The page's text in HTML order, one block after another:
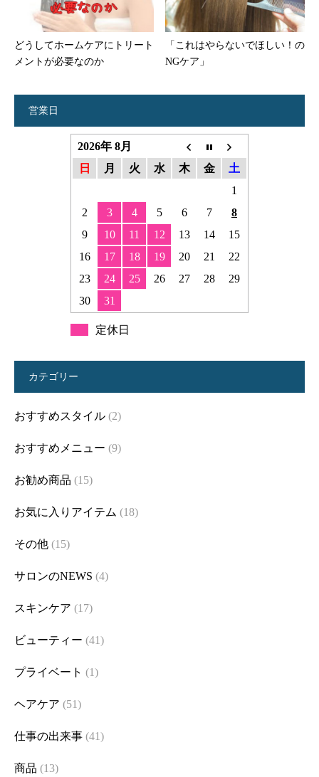
どうしてホームケアにトリート
メントが必要なのか
「これはやらないでほしい！の
NGケア」
営業日
2026年 8月
日
月 火 水 木 金
土
1
2
3 4 5 6 7
8
9
10 11 12 13 14
15
16
17 18 19 20 21
22
23
24 25 26 27 28
29
30
31
定休日
カテゴリー
おすすめスタイル (2)
おすすめメニュー (9)
お勧め商品 (15)
お気に入りアイテム (18)
その他 (15)
サロンのNEWS (4)
スキンケア (17)
ビューティー (41)
プライベート (1)
ヘアケア (51)
仕事の出来事 (41)
商品 (13)